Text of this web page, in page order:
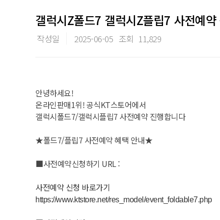
갤럭시Z폴드7 갤럭시Z플립7 사전예약
작성일 2025-06-05 조회 11,829
안녕하세요!
온라인판매1위! 공식KT스토어에서
갤럭시폴드7/갤럭시플립7 사전예약 진행합니다
★폴드7/플립7 사전예약 혜택 안내★
■사전예약신청하기 URL :
사전예약 신청 바로가기
https://www.ktstore.net/res_model/event_foldable7.php